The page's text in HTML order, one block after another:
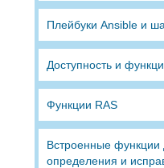
Плейбуки Ansible и
Доступность и
Функции RAS
Встроенные функции
определения и